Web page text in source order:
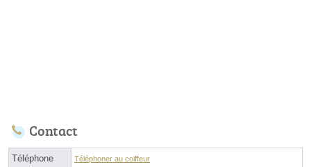
Contact
Téléphone Téléphoner au coiffeur